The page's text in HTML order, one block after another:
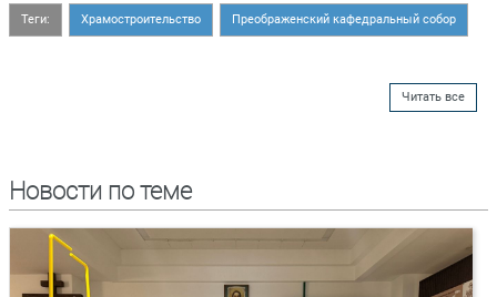
Теги: Храмостроительство Преображенский кафедральный собор
Читать все
Новости по теме